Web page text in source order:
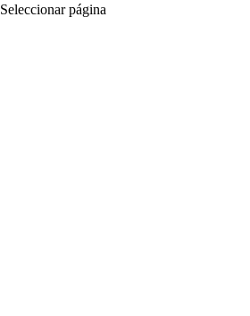
Seleccionar página